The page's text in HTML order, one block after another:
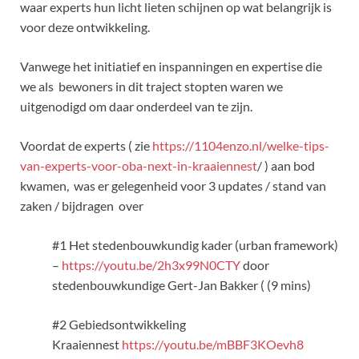
waar experts hun licht lieten schijnen op wat belangrijk is
voor deze ontwikkeling.
Vanwege het initiatief en inspanningen en expertise die
we als bewoners in dit traject stopten waren we
uitgenodigd om daar onderdeel van te zijn.
Voordat de experts ( zie https://1104enzo.nl/welke-tips-
van-experts-voor-oba-next-in-kraaiennest/ ) aan bod
kwamen, was er gelegenheid voor 3 updates / stand van
zaken / bijdragen over
#1 Het stedenbouwkundig kader (urban framework)
– https://youtu.be/2h3x99N0CTYdoor
stedenbouwkundige Gert-Jan Bakker ( (9 mins)
#2 Gebiedsontwikkeling
Kraaiennest https://youtu.be/mBBF3KOevh8